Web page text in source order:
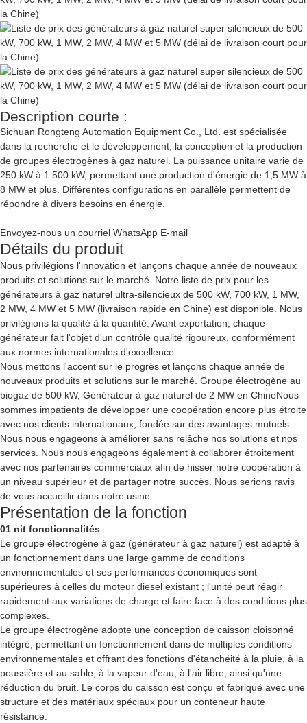
Description courte :
Sichuan Rongteng Automation Equipment Co., Ltd. est spécialisée
dans la recherche et le développement, la conception et la production
de groupes électrogènes à gaz naturel. La puissance unitaire varie de
250 kW à 1 500 kW, permettant une production d'énergie de 1,5 MW à
8 MW et plus. Différentes configurations en parallèle permettent de
répondre à divers besoins en énergie.
Envoyez-nous un courriel WhatsApp E-mail
Détails du produit
Nous privilégions l'innovation et lançons chaque année de nouveaux
produits et solutions sur le marché. Notre liste de prix pour les
générateurs à gaz naturel ultra-silencieux de 500 kW, 700 kW, 1 MW,
2 MW, 4 MW et 5 MW (livraison rapide en Chine) est disponible. Nous
privilégions la qualité à la quantité. Avant exportation, chaque
générateur fait l'objet d'un contrôle qualité rigoureux, conformément
aux normes internationales d'excellence.
Nous mettons l'accent sur le progrès et lançons chaque année de
nouveaux produits et solutions sur le marché. Groupe électrogène au
biogaz de 500 kW, Générateur à gaz naturel de 2 MW en ChineNous
sommes impatients de développer une coopération encore plus étroite
avec nos clients internationaux, fondée sur des avantages mutuels.
Nous nous engageons à améliorer sans relâche nos solutions et nos
services. Nous nous engageons également à collaborer étroitement
avec nos partenaires commerciaux afin de hisser notre coopération à
un niveau supérieur et de partager notre succès. Nous serions ravis
de vous accueillir dans notre usine.
Présentation de la fonction
01 nit fonctionnalités
Le groupe électrogène à gaz (générateur à gaz naturel) est adapté à
un fonctionnement dans une large gamme de conditions
environnementales et ses performances économiques sont
supérieures à celles du moteur diesel existant ; l'unité peut réagir
rapidement aux variations de charge et faire face à des conditions plus
complexes.
Le groupe électrogène adopte une conception de caisson cloisonné
intégré, permettant un fonctionnement dans de multiples conditions
environnementales et offrant des fonctions d'étanchéité à la pluie, à la
poussière et au sable, à la vapeur d'eau, à l'air libre, ainsi qu'une
réduction du bruit. Le corps du caisson est conçu et fabriqué avec une
structure et des matériaux spéciaux pour un conteneur haute
résistance.